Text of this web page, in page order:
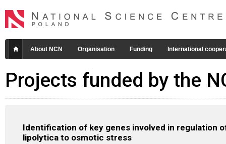
About NCN Organisation Funding International
Projects funded by the
Identification of key genes involved in regulation
lipolytica to osmotic stress